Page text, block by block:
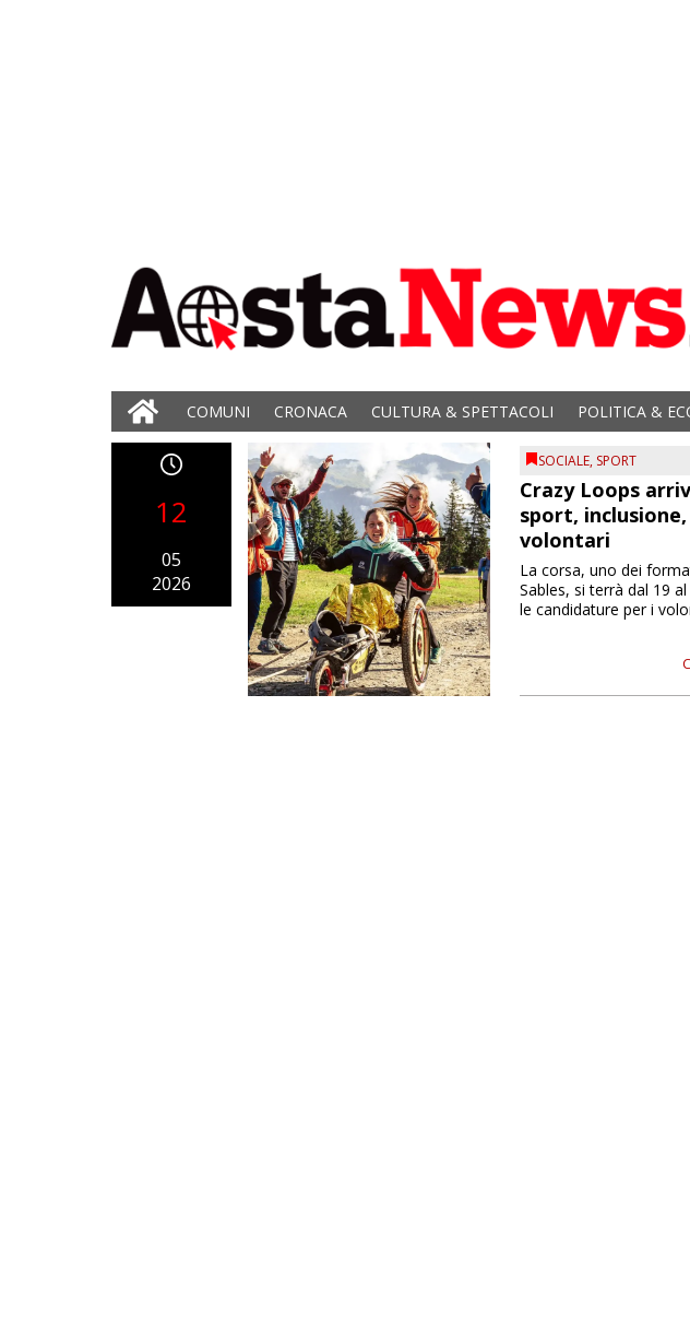
COMUNI CRONACA CULTURA & SPETTACOLI POLITICA &
12
05
2026
SOCIALE, SPORT
Crazy Loops
sport,
volontari
La corsa, uno dei
Sables, si terrà dal 19
le candidature per i